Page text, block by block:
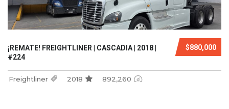
$880,000
¡REMATE! FREIGHTLINER | CASCADIA | 2018 |
#224
Freightliner 2018 892,260